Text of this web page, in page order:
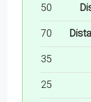
50
70
35
25